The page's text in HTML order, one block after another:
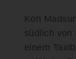
Koh
südlich von
einem